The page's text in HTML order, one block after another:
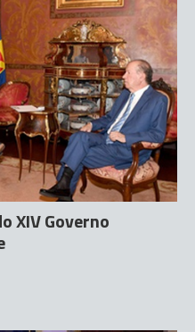
XIV Governo